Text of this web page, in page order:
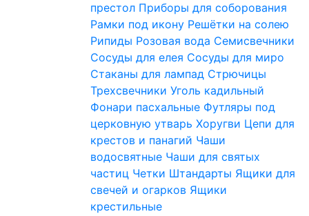
престол Приборы для соборования
Рамки под икону Решётки на солею
Рипиды Розовая вода Семисвечники
Сосуды для елея Сосуды для миро
Стаканы для лампад Стрючицы
Трехсвечники Уголь кадильный
Фонари пасхальные Футляры под
церковную утварь Хоругви Цепи для
крестов и панагий Чаши
водосвятные Чаши для святых
частиц Четки Штандарты Ящики для
свечей и огарков Ящики
крестильные